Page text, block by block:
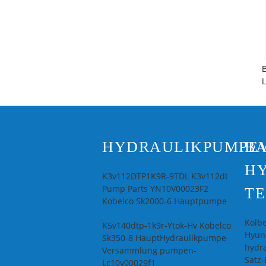
K3v112DTP1K9R-9TDL K3v112dt
Pump Parts YN10V00023F2
Kobelco Sk2000-6 Hauptpumpe
K5v140dtp-1k9r-Ytok-Hv Kobelco
Sk350-8 HauptHydraulikpumpe-
Versammlung pumpen-
Lc10v00029f1